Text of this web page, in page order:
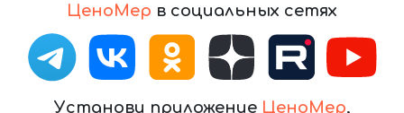
ЦеноМер в социальных сетях
Установи приложение ЦеноМер,